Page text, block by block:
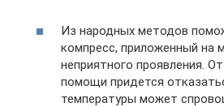
Из народных методов
компресс, приложенный на
неприятного проявления.
помощи придется
температуры может